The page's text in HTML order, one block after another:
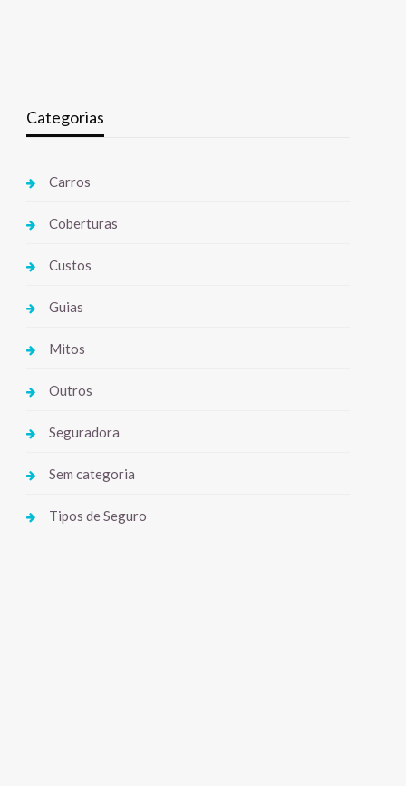
Categorias
Carros
Coberturas
Custos
Guias
Mitos
Outros
Seguradora
Sem categoria
Tipos de Seguro